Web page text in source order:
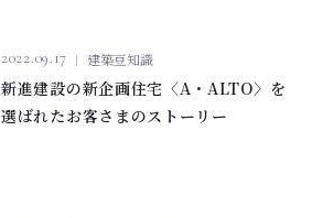
2022.09.17 建築豆知識
新進建設の新企画住宅〈A・ALTO〉を
選ばれたお客さまのストーリー